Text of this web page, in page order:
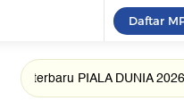
Daftar
PIALA DUNIA 2026